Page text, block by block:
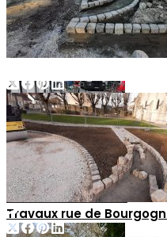
Travaux rue de